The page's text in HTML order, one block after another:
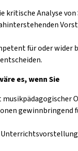
kritische Analyse von
für oder
es, wenn Sie
gewinnbringend